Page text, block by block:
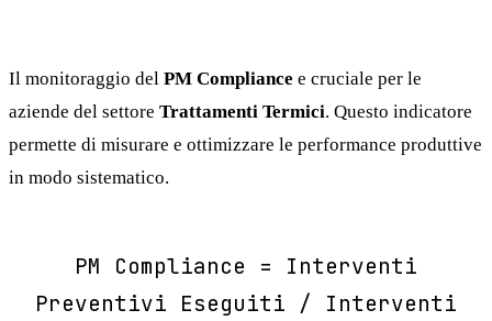
Il monitoraggio del PM Compliance e cruciale per le
aziende del settore Trattamenti Termici. Questo indicatore
permette di misurare e ottimizzare le performance produttive
in modo sistematico.
PM Compliance = Interventi
Preventivi Eseguiti / Interventi